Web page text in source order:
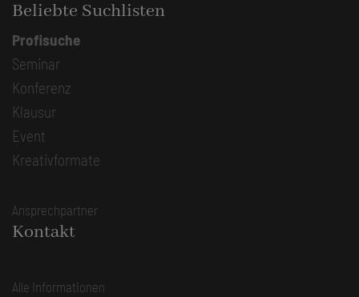
Beliebte Suchlisten
Profisuche
Seminar
Konferenz
Klausur
Event
Kreativformate
Ansprechpartner
Kontakt
Alle Informationen